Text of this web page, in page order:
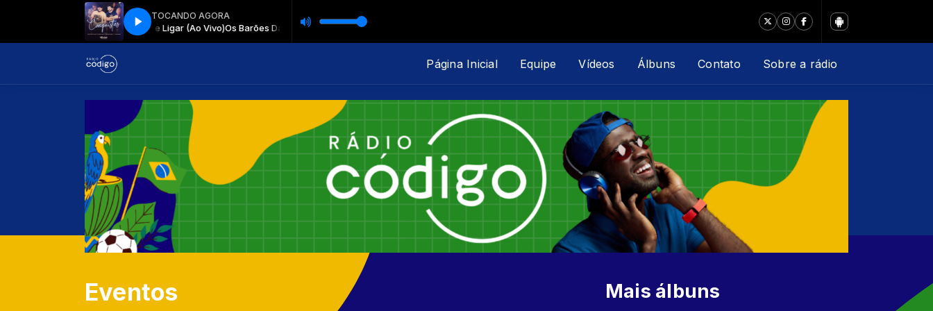
TOCANDO AGORA
Da Pisadinha - Basta Você Me Ligar (Ao Vivo) Os Barões Da Pisadinha - Basta Você Me Ligar (Ao Vivo)
Página Inicial Equipe Vídeos Álbuns Contato Sobre a rádio
Eventos Mais álbuns